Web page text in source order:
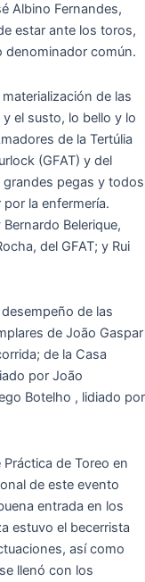
Albino Fernandes,
estar ante los toros,
denominador común.
de las
el susto, lo bello y lo
de la Tertúlia
(GFAT) y del
grandes pegas y todos
la enfermería.
Belerique,
del GFAT; y Rui
de las
de João Gaspar
de la Casa
por João
Botelho , lidiado por
de Toreo en
de este evento
entrada en los
estuvo el becerrista
así como
llenó con los